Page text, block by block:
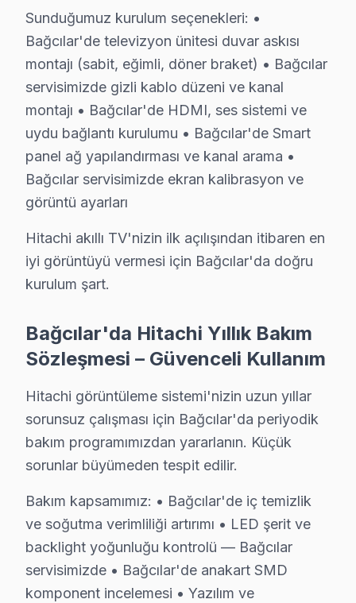
Fiyat Politikamız: Sürpriz Yok, Güven Var
Bağcılar'de fiyat konusunda şeffaflık ilkemizdir.
Bağcılar'de arıza tespiti: Ücretsiz. Herhangi bir ön
Bağcılar'de onaysız işlem yok: Fiyat teklifi
Bağcılar garantili fiyat: Bağcılar servisimizde teklif
Bağcılar'de ödeme seçenekleri: Nakit, kredi kartı,
» Bağcılar'de Hitachi panel tamir fiyatı öğrenmek için
Hitachi Servisi Garanti ve Sonrası Destek
Bağcılar Hitachi TV Servis Garanti Belgesi - 1 Yıl Parça
Bağcılar'de Hitachi LED TV tamirinde garanti
Bağcılar servisinde işçilik garantisi: Hitachi tamiri 6
Garanti belgesi: Her Bağcılar Hitachi tamiri sonrası
Bağcılar servis sonrası erişim: "Hitachi TV'min sesi
Bağcılar Hitachi Mevsimsel Servis Verisi
Bağcılar'de Hitachi televizyon paneli servis talebinin
Metro ve Metrobüs güzergahındaki trafik yoğunluğu
Bağcılar Hitachi TV Servisi – Sık Sorulan
Bağcılar'de Hitachi ekran tamir fiyatları 2025-2026
C: Bağcılar'de arıza türüne göre değişir: Bağcılar
Sunduğumuz kurulum seçenekleri: •
Bağcılar'de televizyon ünitesi duvar askısı
montajı (sabit, eğimli, döner braket) • Bağcılar
servisimizde gizli kablo düzeni ve kanal
montajı • Bağcılar'de HDMI, ses sistemi ve
uydu bağlantı kurulumu • Bağcılar'de Smart
panel ağ yapılandırması ve kanal arama •
Bağcılar servisimizde ekran kalibrasyon ve
görüntü ayarları
Hitachi akıllı TV'nizin ilk açılışından itibaren en
iyi görüntüyü vermesi için Bağcılar'da doğru
kurulum şart.
Bağcılar'da Hitachi Yıllık Bakım
Sözleşmesi – Güvenceli Kullanım
Hitachi görüntüleme sistemi'nizin uzun yıllar
sorunsuz çalışması için Bağcılar'da periyodik
bakım programımızdan yararlanın. Küçük
sorunlar büyümeden tespit edilir.
Bakım kapsamımız: • Bağcılar'de iç temizlik
ve soğutma verimliliği artırımı • LED şerit ve
backlight yoğunluğu kontrolü — Bağcılar
servisimizde • Bağcılar'de anakart SMD
komponent incelemesi • Yazılım ve